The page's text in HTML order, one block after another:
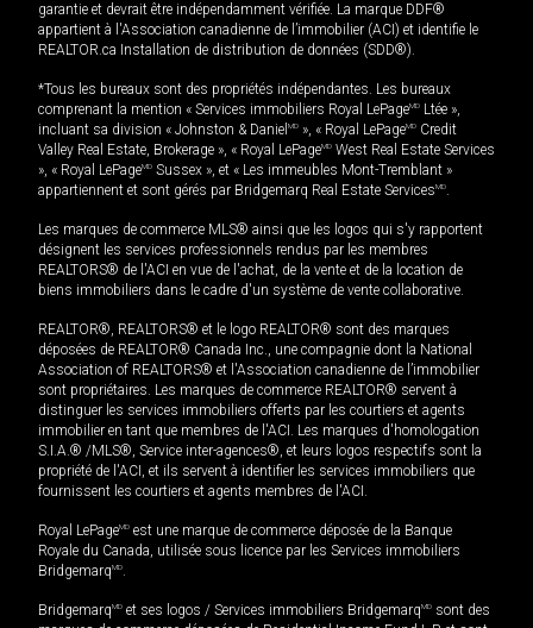
garantie et devrait être indépendamment vérifiée. La marque DDF®
appartient à l'Association canadienne de l’immobilier (ACI) et identifie le
REALTOR.ca Installation de distribution de données (SDD®).
*Tous les bureaux sont des propriétés indépendantes. Les bureaux
comprenant la mention « Services immobiliers Royal LePageMD Ltée »,
incluant sa division « Johnston & Daniel MD », « Royal LePageMD Credit
Valley Real Estate, Brokerage », « Royal LePageMD West Real Estate Services
», « Royal LePageMD Sussex », et « Les immeubles Mont-Tremblant »
appartiennent et sont gérés par Bridgemarq Real Estate ServicesMD.
Les marques de commerce MLS® ainsi que les logos qui s'y rapportent
désignent les services professionnels rendus par les membres
REALTORS® de l'ACI en vue de l'achat, de la vente et de la location de
biens immobiliers dans le cadre d'un système de vente collaborative.
REALTOR®, REALTORS® et le logo REALTOR® sont des marques
déposées de REALTOR® Canada Inc., une compagnie dont la National
Association of REALTORS® et l'Association canadienne de l’immobilier
sont propriétaires. Les marques de commerce REALTOR® servent à
distinguer les services immobiliers offerts par les courtiers et agents
immobilier en tant que membres de l'ACI. Les marques d'homologation
S.I.A.® /MLS®, Service inter-agences®, et leurs logos respectifs sont la
propriété de l'ACI, et ils servent à identifier les services immobiliers que
fournissent les courtiers et agents membres de l'ACI.
Royal LePageMD est une marque de commerce déposée de la Banque
Royale du Canada, utilisée sous licence par les Services immobiliers
BridgemarqMD.
BridgemarqMD et ses logos / Services immobiliers BridgemarqMD sont des